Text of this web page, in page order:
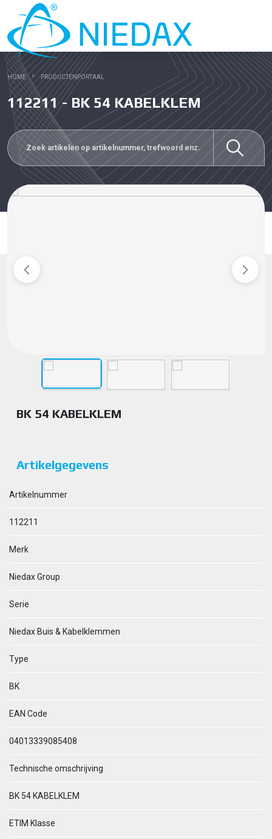
HOME PRODUCTENPORTAAL
112211 - BK 54 KABELKLEM
BK 54 KABELKLEM
Artikelgegevens
Artikelnummer
112211
Merk
Niedax Group
Serie
Niedax Buis & Kabelklemmen
Type
BK
EAN Code
04013339085408
Technische omschrijving
BK 54 KABELKLEM
ETIM Klasse